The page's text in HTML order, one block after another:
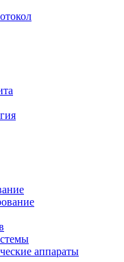
аппараты